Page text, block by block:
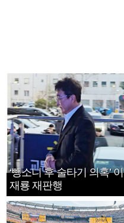
‘뺑소니 후 술타기 의혹’ 이
재룡 재판행